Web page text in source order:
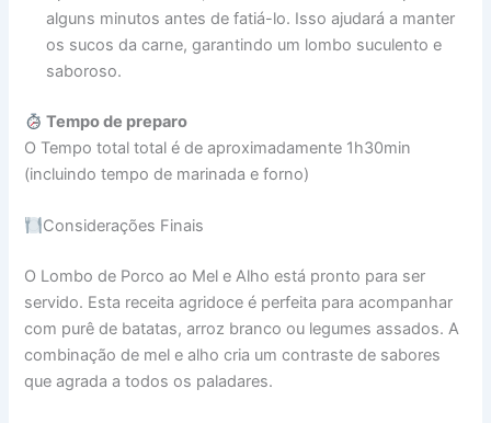
alguns minutos antes de fatiá-lo. Isso ajudará a manter
os sucos da carne, garantindo um lombo suculento e
saboroso.
Tempo de preparo
O Tempo total total é de aproximadamente 1h30min
(incluindo tempo de marinada e forno)
Considerações Finais
O Lombo de Porco ao Mel e Alho está pronto para ser
servido. Esta receita agridoce é perfeita para acompanhar
com purê de batatas, arroz branco ou legumes assados. A
combinação de mel e alho cria um contraste de sabores
que agrada a todos os paladares.